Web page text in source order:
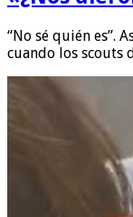
“No sé quién es”.
cuando los scouts